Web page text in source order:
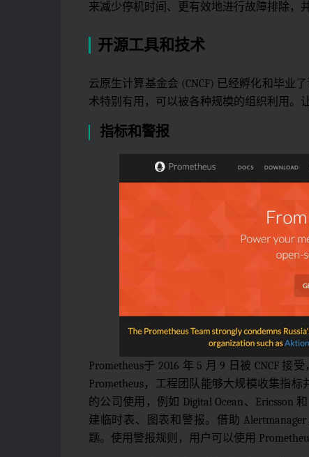
来减少停机时间、更有效地进行故障排除，
开源工具和技术
云原生计算基金会 (CNCF) 已经孵化和毕业
术特别有用，可以被各种规模的组织利用。
指标和警报
Prometheus于 2016 年 5 月 9 日被 CNCF
Prometheus，工程团队能够大规模收集指
的公司使用，例如 Digital Ocean、Ericsson
建临时表、图表和警报。借助
题。使用警报规则，用户可以使用